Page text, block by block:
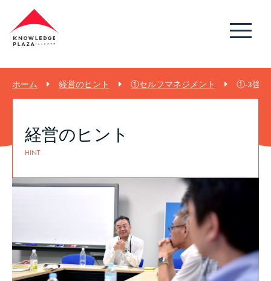
ホーム 経営のヒント ①セルフマネジメント ①-3強み
経営のヒント
HINT